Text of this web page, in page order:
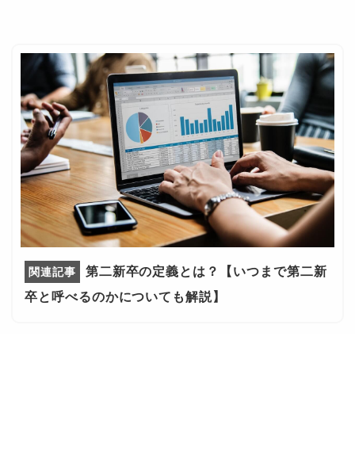
第二新卒の定義とは？【いつまで第二新
卒と呼べるのかについても解説】